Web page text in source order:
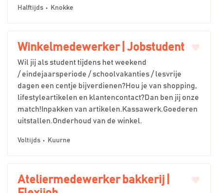
Halftijds Knokke
Winkelmedewerker | Jobstudent
Wil jij als student tijdens het weekend
/ eindejaarsperiode / schoolvakanties / lesvrije
dagen een centje bijverdienen?Hou je van shopping,
lifestyleartikelen en klantencontact?Dan ben jij onze
match!Inpakken van artikelen.Kassawerk.Goederen
uitstallen.Onderhoud van de winkel.
Voltijds Kuurne
Ateliermedewerker bakkerij |